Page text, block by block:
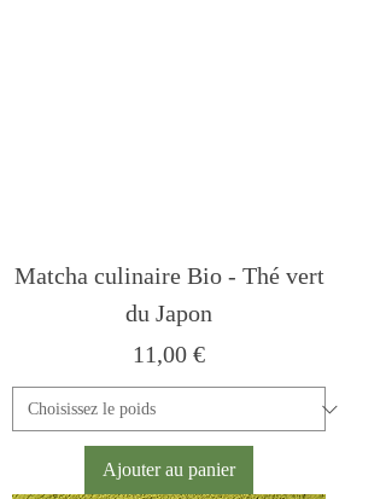
Matcha culinaire Bio - Thé vert
du Japon
Prix
11,00 €
Ajouter au panier